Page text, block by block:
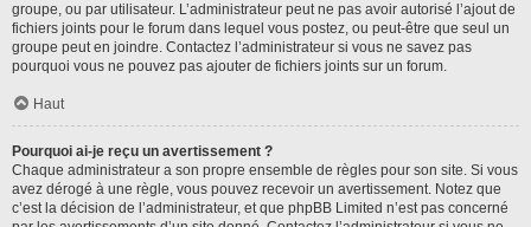
groupe, ou par utilisateur. L’administrateur peut ne pas avoir autorisé l’ajout de
fichiers joints pour le forum dans lequel vous postez, ou peut-être que seul un
groupe peut en joindre. Contactez l’administrateur si vous ne savez pas
pourquoi vous ne pouvez pas ajouter de fichiers joints sur un forum.
Haut
Pourquoi ai-je reçu un avertissement ?
Chaque administrateur a son propre ensemble de règles pour son site. Si vous
avez dérogé à une règle, vous pouvez recevoir un avertissement. Notez que
c’est la décision de l’administrateur, et que phpBB Limited n’est pas concerné